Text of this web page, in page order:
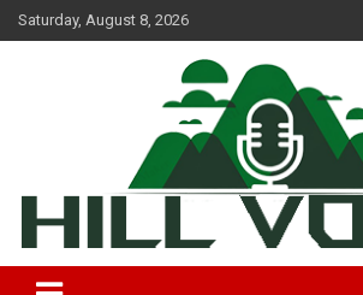
Skip
to
Saturday, August 8, 2026
Hill Voice